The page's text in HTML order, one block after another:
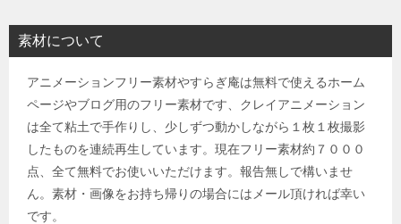
シ
素材について
アニメーションフリー素材やすらぎ庵は無料で使えるホーム
ページやブログ用のフリー素材です、クレイアニメーション
は全て粘土で手作りし、少しずつ動かしながら１枚１枚撮影
したものを連続再生しています。現在フリー素材約７０００
点、全て無料でお使いいただけます。報告無しで構いませ
ん。素材・画像をお持ち帰りの場合にはメール頂ければ幸い
です。